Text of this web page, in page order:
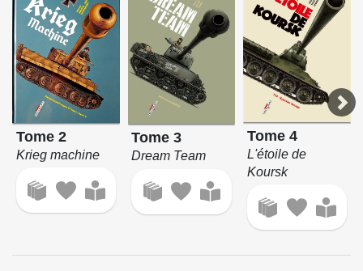
Tome 2
Krieg machine
Tome 3
Dream Team
Tome 4
L'étoile de
Koursk